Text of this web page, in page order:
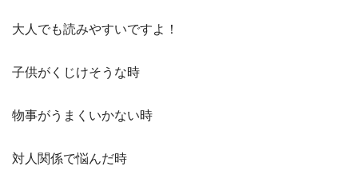
大人でも読みやすいですよ！
子供がくじけそうな時
物事がうまくいかない時
対人関係で悩んだ時